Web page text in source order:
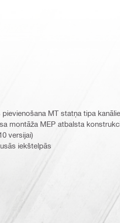
MT statņa tipa
montāža MEP atbalsta
versijai)
iekštelpās